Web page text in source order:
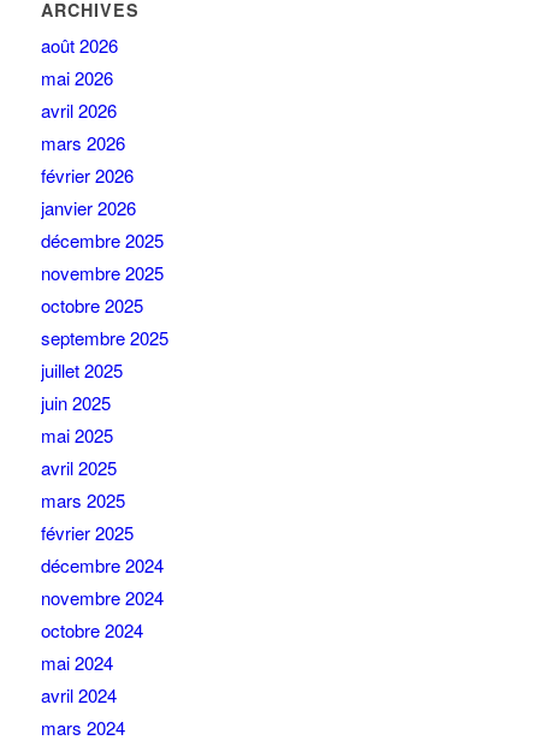
ARCHIVES
août 2026
mai 2026
avril 2026
mars 2026
février 2026
janvier 2026
décembre 2025
novembre 2025
octobre 2025
septembre 2025
juillet 2025
juin 2025
mai 2025
avril 2025
mars 2025
février 2025
décembre 2024
novembre 2024
octobre 2024
mai 2024
avril 2024
mars 2024